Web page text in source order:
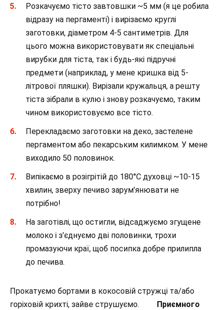
Розкачуємо тісто завтовшки ~5 мм (я це робила
відразу на пергаменті) і вирізаємо круглі
заготовки, діаметром 4-5 сантиметрів. Для
цього можна використовувати як спеціальні
вирубки для тіста, так і будь-які підручні
предмети (наприклад, у мене кришка від 5-
літрової пляшки). Вирізали кружальця, а решту
тіста зібрали в кулю і знову розкачуємо, таким
чином використовуємо все тісто.⠀
Перекладаємо заготовки на деко, застелене
пергаментом або пекарським килимком. У мене
виходило 50 половинок.⠀
Випікаємо в розігрітій до 180°С духовці ~10-15
хвилин, зверху печиво зарум’янювати не
потрібно!⠀
На заготівлі, що остигли, відсаджуємо згущене
молоко і з’єднуємо дві половинки, трохи
промазуючи краї, щоб посипка добре прилипла
до печива.⠀
Прокатуємо бортами в кокосовій стружці та/або
горіховій крихті, зайве струшуємо. ⠀ ⠀
Приємного